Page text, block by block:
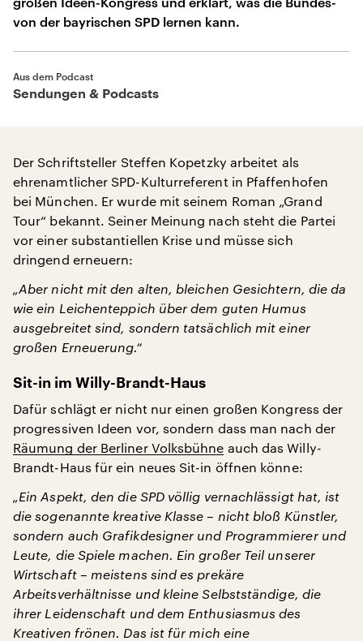
von der bayrischen SPD lernen kann.
Aus dem Podcast
Sendungen & Podcasts
Der Schriftsteller Steffen Kopetzky arbeitet als
ehrenamtlicher SPD-Kulturreferent in Pfaffenhofen
bei München. Er wurde mit seinem Roman „Grand
Tour“ bekannt. Seiner Meinung nach steht die Partei
vor einer substantiellen Krise und müsse sich
dringend erneuern:
„Aber nicht mit den alten, bleichen Gesichtern, die da
wie ein Leichenteppich über dem guten Humus
ausgebreitet sind, sondern tatsächlich mit einer
großen Erneuerung.“
Sit-in im Willy-Brandt-Haus
Dafür schlägt er nicht nur einen großen Kongress der
progressiven Ideen vor, sondern dass man nach der
Räumung der Berliner Volksbühne auch das Willy-
Brandt-Haus für ein neues Sit-in öffnen könne:
„Ein Aspekt, den die SPD völlig vernachlässigt hat, ist
die sogenannte kreative Klasse – nicht bloß Künstler,
sondern auch Grafikdesigner und Programmierer und
Leute, die Spiele machen. Ein großer Teil unserer
Wirtschaft – meistens sind es prekäre
Arbeitsverhältnisse und kleine Selbstständige, die
ihrer Leidenschaft und dem Enthusiasmus des
Kreativen frönen. Das ist für mich eine